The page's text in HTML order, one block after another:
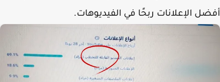
الإعلانات ربحًا في الفيديوهات.